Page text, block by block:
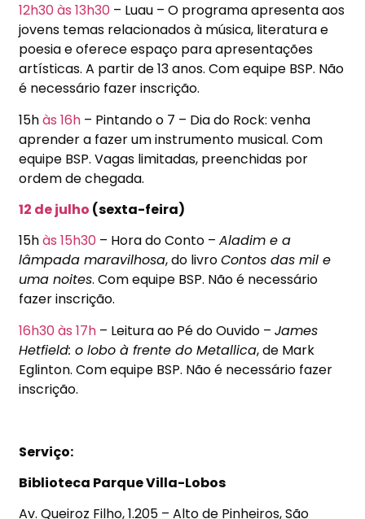
12h30às 13h30 – Luau – O programa apresenta aos
jovens temas relacionados à música, literatura e
poesia e oferece espaço para apresentações
artísticas. A partir de 13 anos. Com equipe BSP. Não
é necessário fazer inscrição.
15hàs 16h – Pintando o 7 – Dia do Rock: venha
aprender a fazer um instrumento musical. Com
equipe BSP. Vagas limitadas, preenchidas por
ordem de chegada.
12 de julho (sexta-feira)
15hàs 15h30 – Hora do Conto –Aladim e a
lâmpada maravilhosa, do livroContos das mil e
uma noites. Com equipe BSP. Não é necessário
fazer inscrição.
16h30às 17h – Leitura ao Pé do Ouvido –James
Hetfield: o lobo à frente do Metallica, de Mark
Eglinton. Com equipe BSP. Não é necessário fazer
inscrição.
Serviço:
Biblioteca Parque Villa-Lobos
Av. Queiroz Filho, 1.205 – Alto de Pinheiros, São